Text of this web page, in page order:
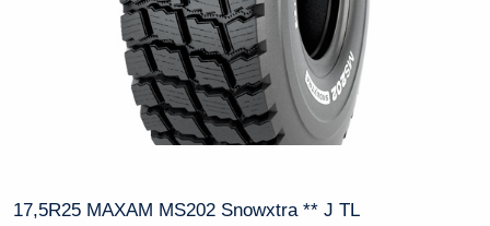
17,5R25 MAXAM MS202 Snowxtra ** J TL